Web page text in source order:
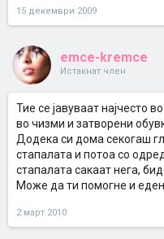
15 декември 2009
emce-kremce
Истакнат член
Тие се јавуваат најчесто
во чизми и затворени
Додека си дома секогаш
стапалата и потоа со
стапалата сакаат нега,
Може да ти помогне и
2 март 2010